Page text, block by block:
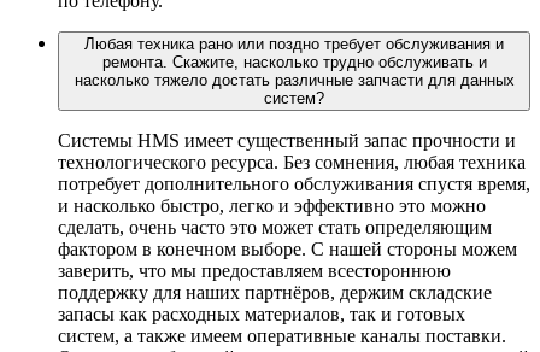
Любая техника рано или поздно требует обслуживания и
ремонта. Скажите, насколько трудно обслуживать и
насколько тяжело достать различные запчасти для данных
систем?
Системы HMS имеет существенный запас прочности и
технологического ресурса. Без сомнения, любая техника
потребует дополнительного обслуживания спустя время,
и насколько быстро, легко и эффективно это можно
сделать, очень часто это может стать определяющим
фактором в конечном выборе. С нашей стороны можем
заверить, что мы предоставляем всестороннюю
поддержку для наших партнёров, держим складские
запасы как расходных материалов, так и готовых
систем, а также имеем оперативные каналы поставки.